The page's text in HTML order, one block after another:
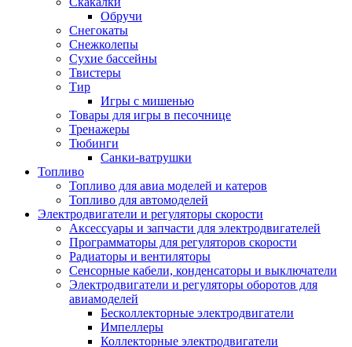
Обручи
Снегокаты
Снежколепы
Сухие бассейны
Твистеры
Тир
Игры с мишенью
Товары для игры в песочнице
Тренажеры
Тюбинги
Санки-ватрушки
Топливо
Топливо для авиа моделей и катеров
Топливо для автомоделей
Электродвигатели и регуляторы скорости
Аксессуары и запчасти для электродвигателей
Программаторы для регуляторов скорости
Радиаторы и вентиляторы
Сенсорные кабели, конденсаторы и выключатели
Электродвигатели и регуляторы оборотов для
авиамоделей
Бесколлекторные электродвигатели
Импеллеры
Коллекторные электродвигатели